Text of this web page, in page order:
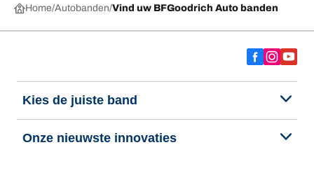
Home Autobanden Vind uw BFGoodrich Auto banden
Kies de juiste band
Onze nieuwste innovaties